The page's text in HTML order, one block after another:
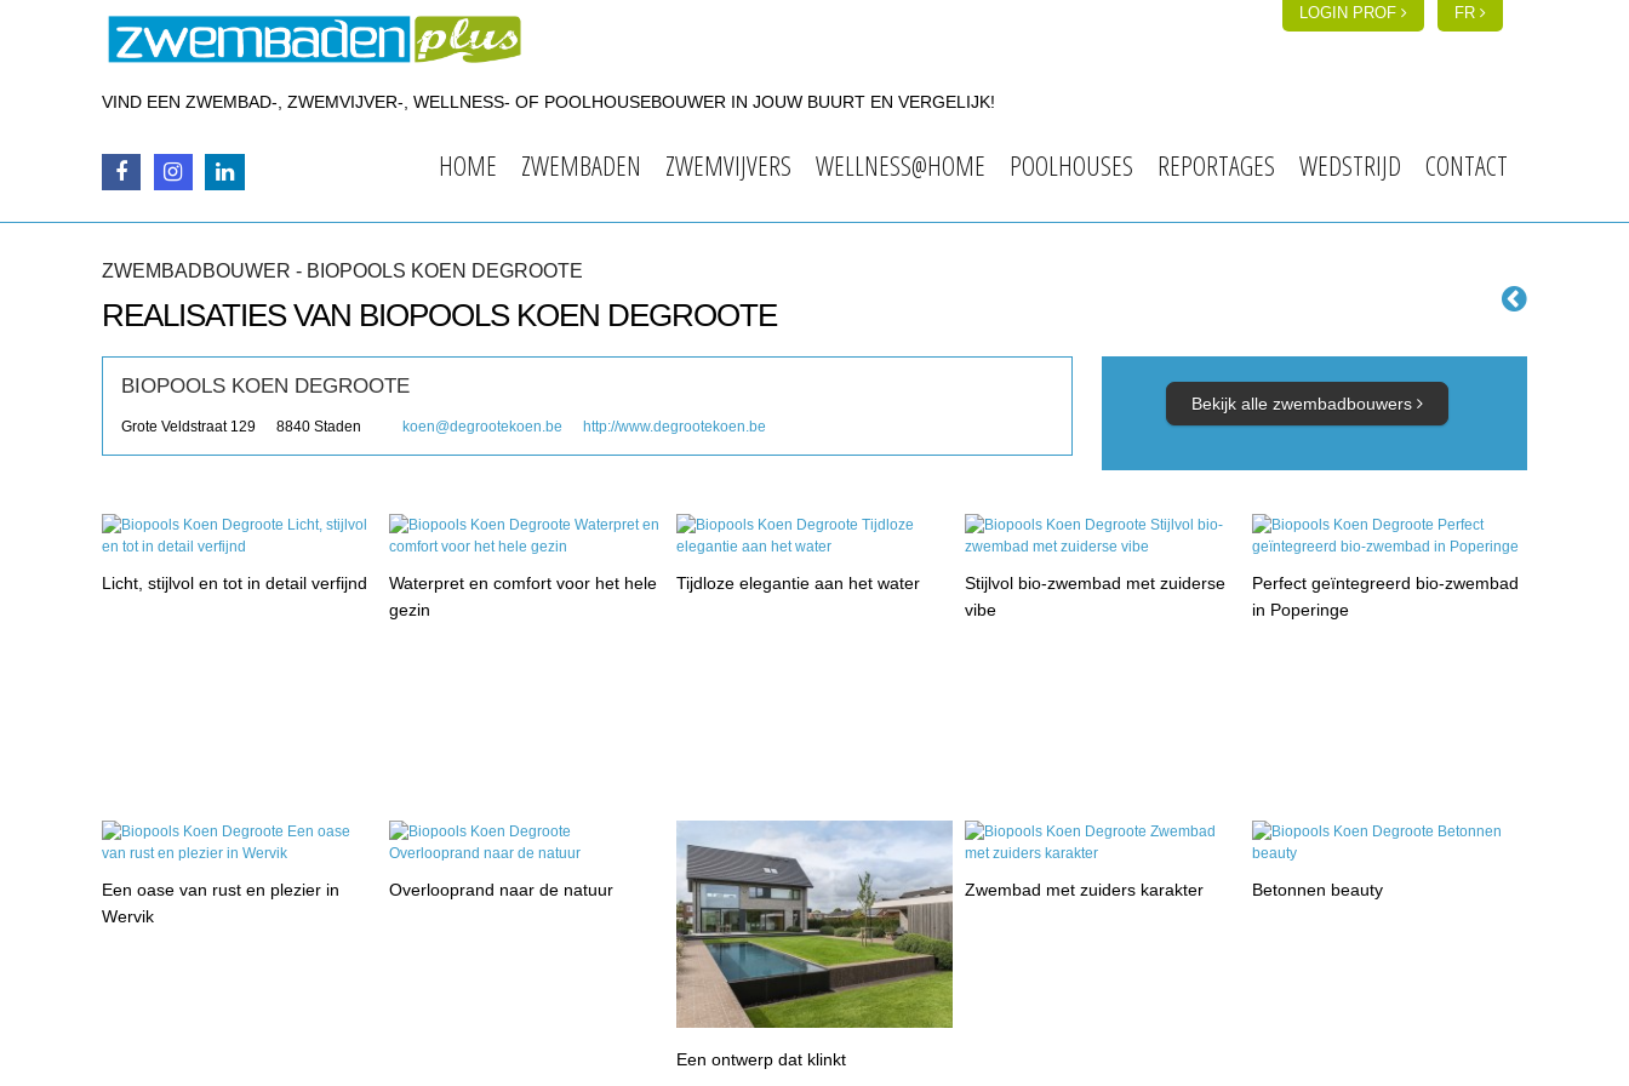
LOGIN PROF FR
VIND EEN ZWEMBAD-, ZWEMVIJVER-, WELLNESS- OF POOLHOUSEBOUWER IN JOUW BUURT EN VERGELIJK!
HOME ZWEMBADEN ZWEMVIJVERS WELLNESS@HOME POOLHOUSES REPORTAGES WEDSTRIJD CONTACT
ZWEMBADBOUWER - BIOPOOLS KOEN DEGROOTE
REALISATIES VAN BIOPOOLS KOEN DEGROOTE
BIOPOOLS KOEN DEGROOTE
Grote Veldstraat 129 8840 Staden koen@degrootekoen.be http://www.degrootekoen.be
Bekijk alle zwembadbouwers
Licht, stijlvol en tot in detail verfijnd
Waterpret en comfort voor het hele
gezin
Tijdloze elegantie aan het water
Stijlvol bio-zwembad met zuiderse
vibe
Perfect geïntegreerd bio-zwembad
in Poperinge
Een oase van rust en plezier in
Wervik
Overlooprand naar de natuur
Een ontwerp dat klinkt
Zwembad met zuiders karakter Betonnen beauty